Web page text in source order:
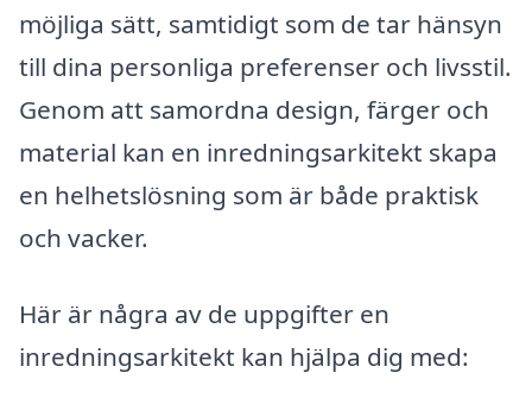
möjliga sätt, samtidigt som de tar hänsyn
till dina personliga preferenser och livsstil.
Genom att samordna design, färger och
material kan en inredningsarkitekt skapa
en helhetslösning som är både praktisk
och vacker.
Här är några av de uppgifter en
inredningsarkitekt kan hjälpa dig med: